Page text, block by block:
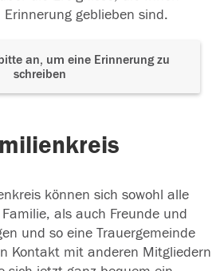
Erinnerung geblieben sind.
an, um eine Erinnerung zu
schreiben
können sich sowohl alle
als auch Freunde und
und so eine Trauergemeinde
Kontakt mit anderen Mitgliedern